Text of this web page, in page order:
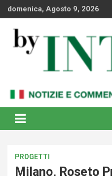
Skipdomenica, Agosto 9, 2026
By Internews
internazionale
PROGETTI
Milano, Roseto